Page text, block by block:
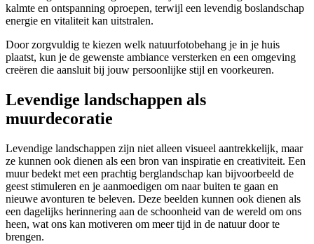
kalmte en ontspanning oproepen, terwijl een levendig boslandschap
energie en vitaliteit kan uitstralen.
Door zorgvuldig te kiezen welk natuurfotobehang je in je huis
plaatst, kun je de gewenste ambiance versterken en een omgeving
creëren die aansluit bij jouw persoonlijke stijl en voorkeuren.
Levendige landschappen als
muurdecoratie
Levendige landschappen zijn niet alleen visueel aantrekkelijk, maar
ze kunnen ook dienen als een bron van inspiratie en creativiteit. Een
muur bedekt met een prachtig berglandschap kan bijvoorbeeld de
geest stimuleren en je aanmoedigen om naar buiten te gaan en
nieuwe avonturen te beleven. Deze beelden kunnen ook dienen als
een dagelijks herinnering aan de schoonheid van de wereld om ons
heen, wat ons kan motiveren om meer tijd in de natuur door te
brengen.